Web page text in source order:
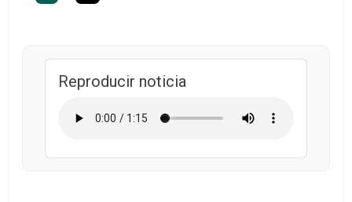
Reproducir noticia